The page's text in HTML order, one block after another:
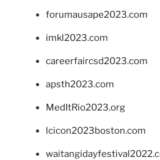
forumausape2023.com
imkl2023.com
careerfaircsd2023.com
apsth2023.com
MedItRio2023.org
lcicon2023boston.com